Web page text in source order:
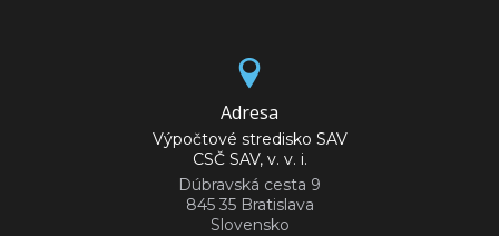
Adresa
Výpočtové stredisko SAV
CSČ SAV, v. v. i.
Dúbravská cesta 9
845 35 Bratislava
Slovensko